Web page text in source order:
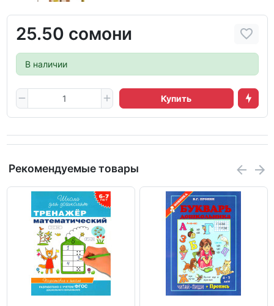
25.50 сомони
В наличии
Купить
Рекомендуемые товары